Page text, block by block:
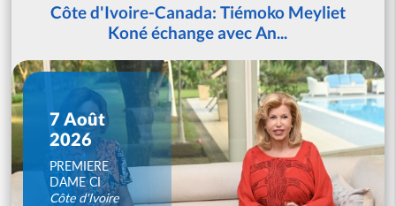
Côte d'Ivoire-Canada: Tiémoko Meyliet
Koné échange avec An...
7 Août
2026
PREMIERE
DAME CI
Côte d'Ivoire